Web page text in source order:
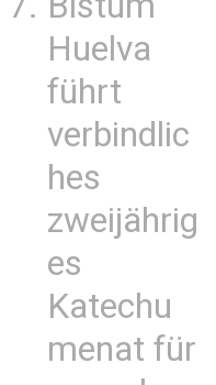
Huelva
führt
verbindlic
hes
zweijährig
es
Katechu
menat für